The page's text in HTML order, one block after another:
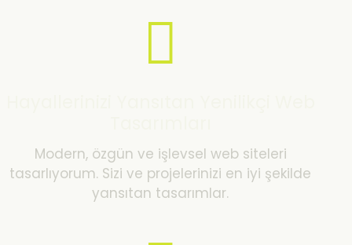
Modern, özgün ve işlevsel web siteleri
tasarlıyorum. Sizi ve projelerinizi en iyi şekilde
yansıtan tasarımlar.